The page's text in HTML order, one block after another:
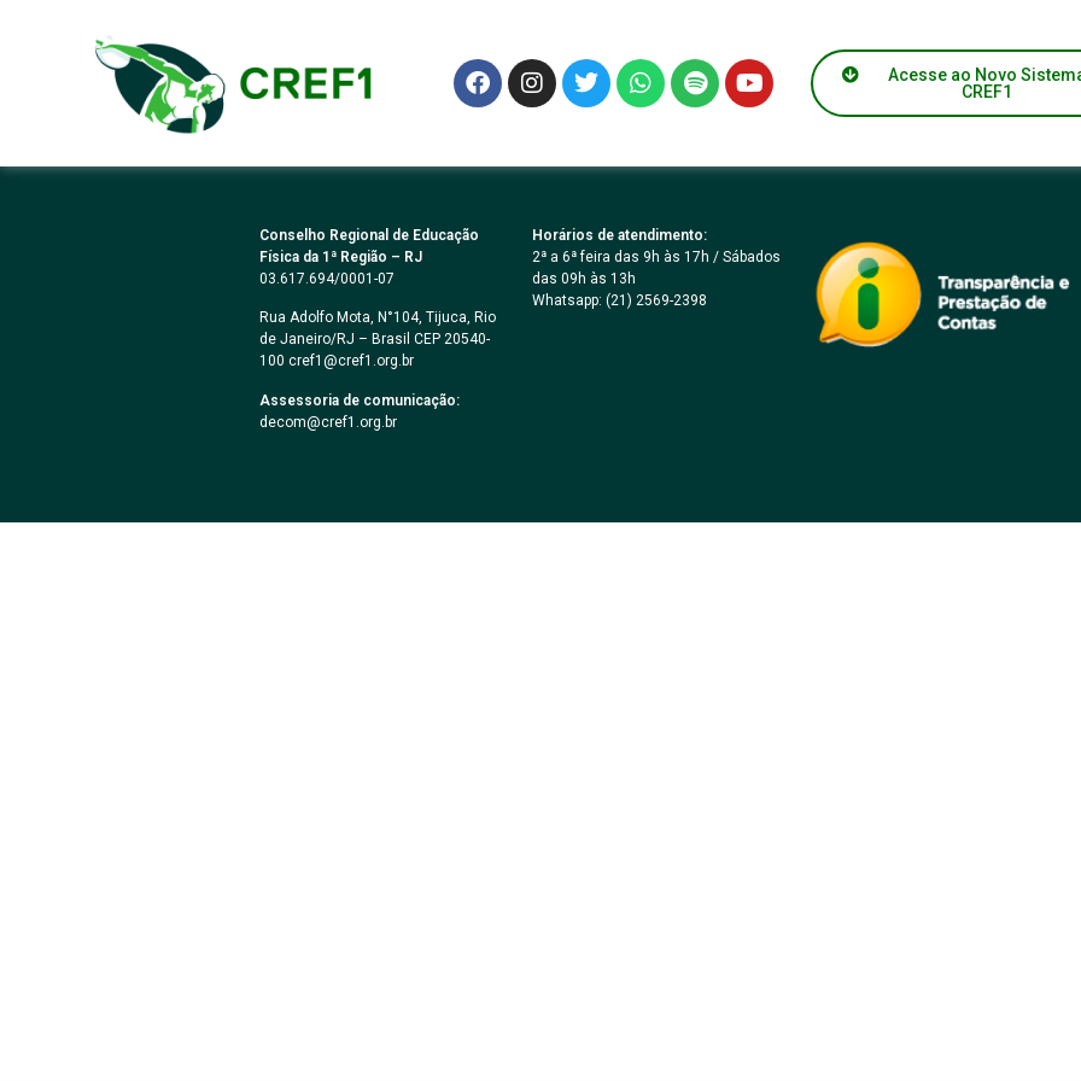
Acesse ao Novo
CREF1
Anos:
Resolução Federal CFE nº 03
Conselho Regional de Educação
Física da 1ª Região – RJ
03.617.694/0001-07
Rua Adolfo Mota, N°104, Tijuca, Rio
de Janeiro/RJ – Brasil CEP 20540-
100 cref1@cref1.org.br
Assessoria de comunicação:
decom@cref1.org.br
Horários de atendimento:
2ª a 6ª feira das 9h às 17h / Sábados
das 09h às 13h
Whatsapp: (21) 2569-2398